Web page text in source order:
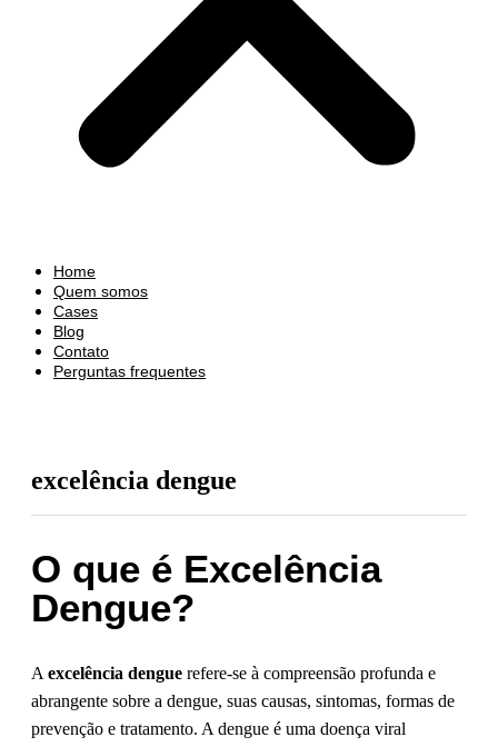
Home
Quem somos
Cases
Blog
Contato
Perguntas frequentes
excelência dengue
O que é Excelência
Dengue?
A excelência dengue refere-se à compreensão profunda e
abrangente sobre a dengue, suas causas, sintomas, formas de
prevenção e tratamento. A dengue é uma doença viral